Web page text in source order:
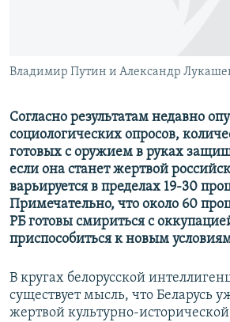
ELIFBE
Все сайты RFE/RL
Владимир Путин и Александр
Согласно результатам недавно
социологических опросов,
готовых с оружием в руках
если она станет жертвой
варьируется в пределах 19-30
Примечательно, что около 60
РБ готовы смириться с
приспособиться к новым
В кругах белорусской
существует мысль, что Беларусь
жертвой культурно-